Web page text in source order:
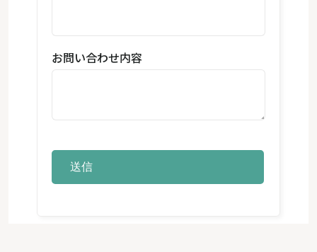
お問い合わせ内容